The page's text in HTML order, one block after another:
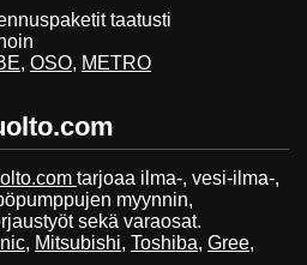
taatusti
, OSO, METRO
tarjoaa ilma-, vesi-ilma-,
myynnin,
sekä varaosat.
, Mitsubishi, Toshiba, Gree,